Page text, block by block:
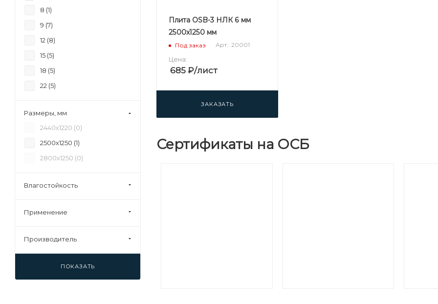
Плита OSB-3 НЛК 6 мм
2500х1250 мм
Под заказ Арт.: 20001
Цена:
685 ₽/лист
ЗАКАЗАТЬ
Сертификаты на ОСБ
8 (1)
9 (7)
12 (8)
15 (5)
18 (5)
22 (5)
Размеры, мм
2440х1220 (0)
2500х1250 (1)
2800х1250 (0)
Влагостойкость
Применение
Производитель
ПОКАЗАТЬ